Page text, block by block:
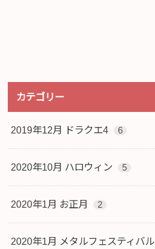
カテゴリー
2019年12月 ドラクエ4 6
2020年10月 ハロウィン 5
2020年1月 お正月 2
2020年1月 メタルフェスティバル